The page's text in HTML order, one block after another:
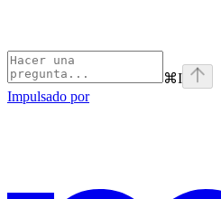
⌘I
Impulsado por